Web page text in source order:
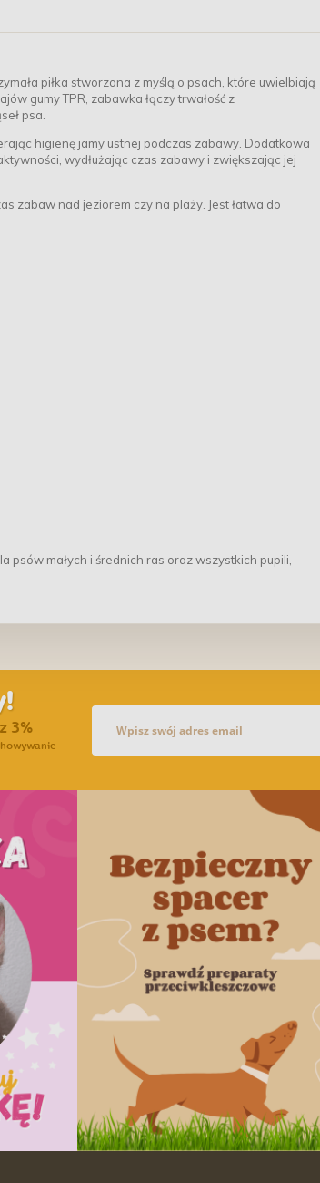
piłka stworzona z myślą o psach, które uwielbiają
gumy TPR, zabawka łączy trwałość z
psa.
higienę jamy ustnej podczas zabawy. Dodatkowa
wydłużając czas zabawy i zwiększając jej
zabaw nad jeziorem czy na plaży. Jest łatwa do
psów małych i średnich ras oraz wszystkich pupili,
3%